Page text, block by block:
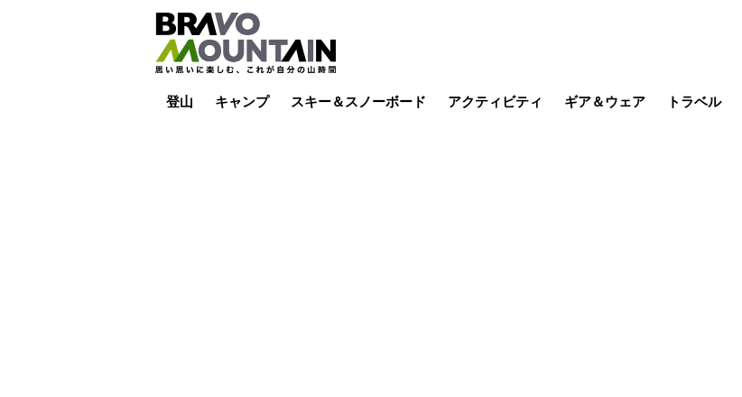
登山 キャンプ スキー＆スノーボード アクティビティ ギア＆ウェア トラベル